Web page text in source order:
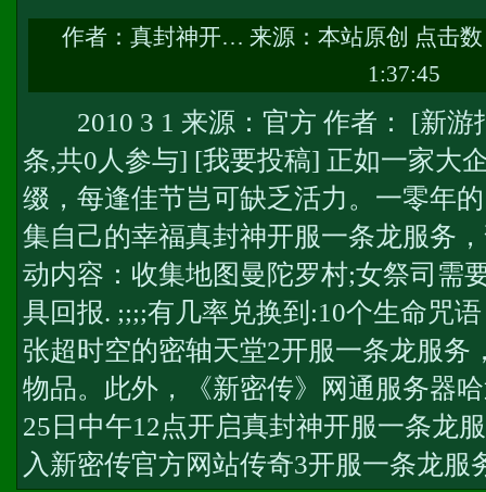
作者： 真封神开… 来源：本站原创 点击
1:37:45
2010 3 1 来源：官方 作者： [新游
条,共0人参与] [我要投稿] 正如一家大
缀，每逢佳节岂可缺乏活力。一零年
集自己的幸福真封神开服一条龙服务
动内容：收集地图曼陀罗村;女祭司需
具回报. ;;;;有几率兑换到:10个生命咒
张超时空的密轴天堂2开服一条龙服务
物品。此外，《新密传》网通服务器
25日中午12点开启真封神开服一条龙
入新密传官方网站传奇3开服一条龙服